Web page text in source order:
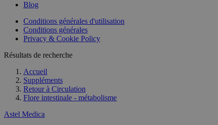
Blog
Conditions générales d'utilisation
Conditions générales
Privacy & Cookie Policy
Résultats de recherche
Accueil
Suppléments
Retour à Circulation
Flore intestinale - métabolisme
Astel Medica